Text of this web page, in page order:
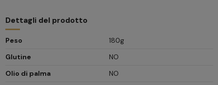
Dettagli del prodotto
Peso
180g
Glutine
NO
Olio di palma
NO